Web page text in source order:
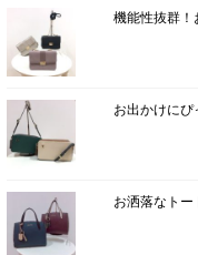
機能性抜群！
お出かけに
お洒落なト